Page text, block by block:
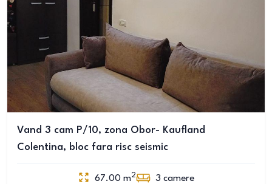
Vand 3 cam P/10, zona Obor- Kaufland
Colentina, bloc fara risc seismic
67.00 m2 3 camere